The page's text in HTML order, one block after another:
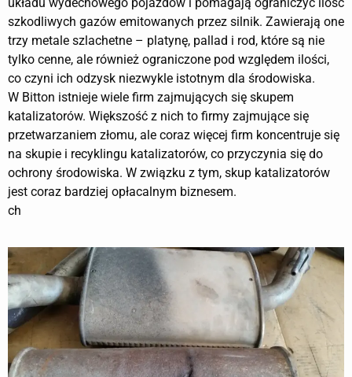
szkodliwych gazów emitowanych przez silnik. Zawierają one
trzy metale szlachetne – platynę, pallad i rod, które są nie
tylko cenne, ale również ograniczone pod względem ilości,
co czyni ich odzysk niezwykle istotnym dla środowiska.
W Bitton istnieje wiele firm zajmujących się skupem
katalizatorów. Większość z nich to firmy zajmujące się
przetwarzaniem złomu, ale coraz więcej firm koncentruje się
na skupie i recyklingu katalizatorów, co przyczynia się do
ochrony środowiska. W związku z tym, skup katalizatorów
jest coraz bardziej opłacalnym biznesem.
ch